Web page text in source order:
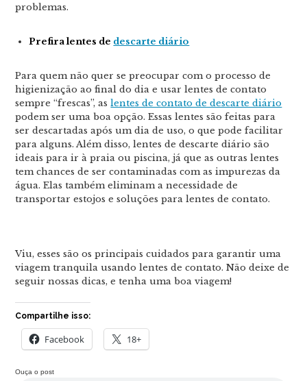
problemas.
Prefira lentes de descarte diário
Para quem não quer se preocupar com o processo de
higienização ao final do dia e usar lentes de contato
sempre “frescas”, aslentes de contato de descarte diário
podem ser uma boa opção. Essas lentes são feitas para
ser descartadas após um dia de uso, o que pode facilitar
para alguns. Além disso, lentes de descarte diário são
ideais para ir à praia ou piscina, já que as outras lentes
tem chances de ser contaminadas com as impurezas da
água. Elas também eliminam a necessidade de
transportar estojos e soluções para lentes de contato.
Viu, esses são os principais cuidados para garantir uma
viagem tranquila usando lentes de contato. Não deixe de
seguir nossas dicas, e tenha uma boa viagem!
Compartilhe isso:
Facebook 18+
Ouça o post